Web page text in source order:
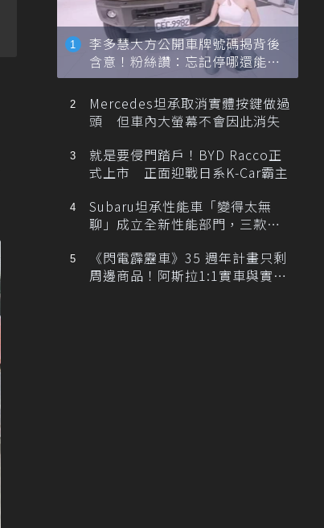
李多慧大方公開車牌號碼揭背後
含意！粉絲讚：忘記停哪還能幫
忙找車
Mercedes坦承取消實體按鍵做過
頭 但車內大螢幕不會因此消失
就是要侵門踏戶！BYD Racco正
式上市 正面迎戰日系K-Car霸主
Subaru坦承性能車「變得太無
聊」成立全新性能部門，三款手
《閃電霹靂車》35 週年計畫只剩
周邊商品！阿斯拉1:1實車與實體